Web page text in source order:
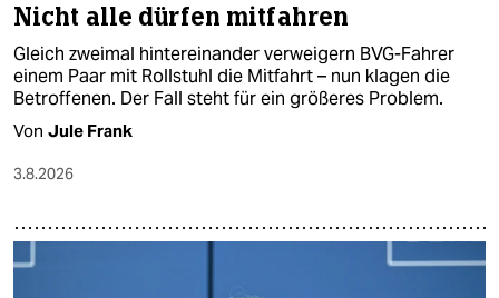
Nicht alle dürfen mitfahren
Gleich zweimal hintereinander verweigern BVG-Fahrer
einem Paar mit Rollstuhl die Mitfahrt – nun klagen die
Betroffenen. Der Fall steht für ein größeres Problem.
Von Jule Frank
3.8.2026